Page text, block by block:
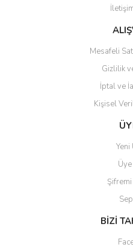
Ürün fiyatı diğer sitelerden
Bu ürüne benzer farklı
Mesafeli
Gizlilik
İptal ve
Kişisel
BİZİ